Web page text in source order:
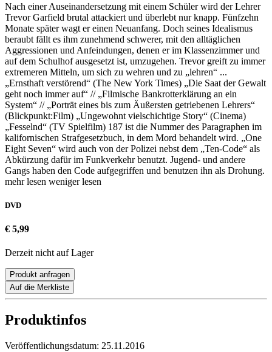
Nach einer Auseinandersetzung mit einem Schüler wird der Lehrer
Trevor Garfield brutal attackiert und überlebt nur knapp. Fünfzehn
Monate später wagt er einen Neuanfang. Doch seines Idealismus
beraubt fällt es ihm zunehmend schwerer, mit den alltäglichen
Aggressionen und Anfeindungen, denen er im Klassenzimmer und
auf dem Schulhof ausgesetzt ist, umzugehen. Trevor greift zu immer
extremeren Mitteln, um sich zu wehren und zu „lehren“ ...
„Ernsthaft verstörend“ (The New York Times) „Die Saat der Gewalt
geht noch immer auf“ // „Filmische Bankrotterklärung an ein
System“ // „Porträt eines bis zum Äußersten getriebenen Lehrers“
(Blickpunkt:Film) „Ungewohnt vielschichtige Story“ (Cinema)
„Fesselnd“ (TV Spielfilm) 187 ist die Nummer des Paragraphen im
kalifornischen Strafgesetzbuch, in dem Mord behandelt wird. „One
Eight Seven“ wird auch von der Polizei nebst dem „Ten-Code“ als
Abkürzung dafür im Funkverkehr benutzt. Jugend- und andere
Gangs haben den Code aufgegriffen und benutzen ihn als Drohung.
mehr lesen weniger lesen
DVD
€ 5,99
Derzeit nicht auf Lager
Produkt anfragen
Auf die Merkliste
Produktinfos
Veröffentlichungsdatum: 25.11.2016